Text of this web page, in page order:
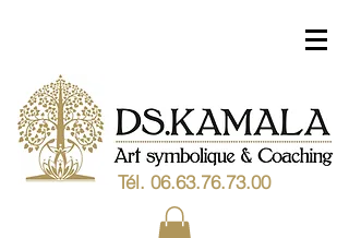
Tél. 06.63.76.73.00